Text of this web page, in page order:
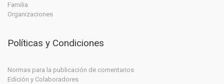
Familia
Organizaciones
Políticas y Condiciones
Normas para la publicación de comentarios
Edición y Colaboradores